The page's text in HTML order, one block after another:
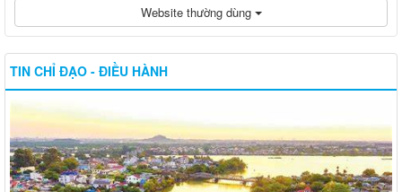
Website thường dùng
TIN CHỈ ĐẠO - ĐIỀU HÀNH